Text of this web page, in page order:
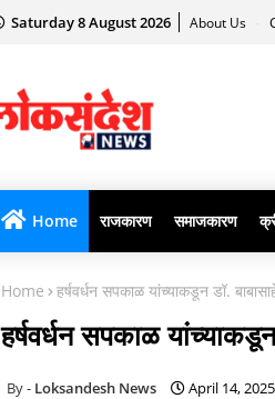
Saturday 8 August 2026 About Us
Home राजकारण समाजकारण
Home हर्षवर्धन सपकाळ यांच्याकडून डॉ.
हर्षवर्धन सपकाळ
Loksandesh News April 14, 2025